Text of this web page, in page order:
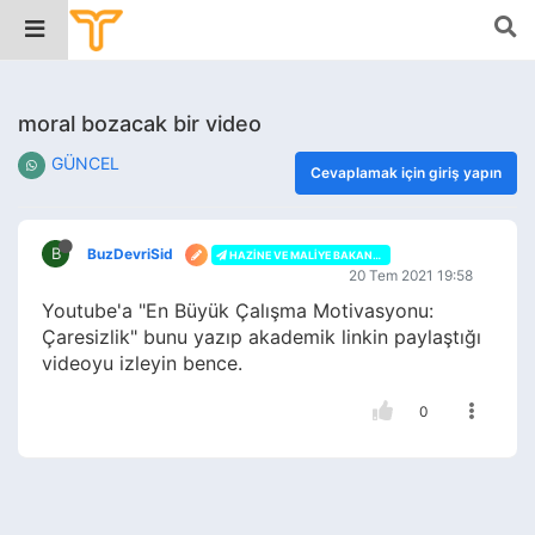
moral bozacak bir video
GÜNCEL Cevaplamak için giriş yapın
B BuzDevriSid HAZINE VE MALIYE BAKANLIĞI
20 Tem 2021 19:58
Youtube'a "En Büyük Çalışma Motivasyonu:
Çaresizlik" bunu yazıp akademik linkin paylaştığı
videoyu izleyin bence.
0